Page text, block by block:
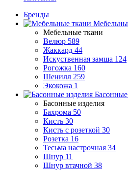
Бренды
Мебельные ткани
Велюр 589
Жаккард 44
Искуственная замша 124
Рогожка 160
Шенилл 259
Экокожа 1
Басонные изделия
Бахрома 50
Кисть 30
Кисть с розеткой 30
Розетка 16
Тесьма настрочная 34
Шнур 11
Шнур втачной 38